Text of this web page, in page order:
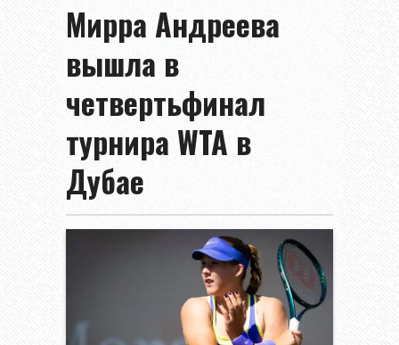
Мирра Андреева
вышла в
четвертьфинал
турнира WTA в
Дубае